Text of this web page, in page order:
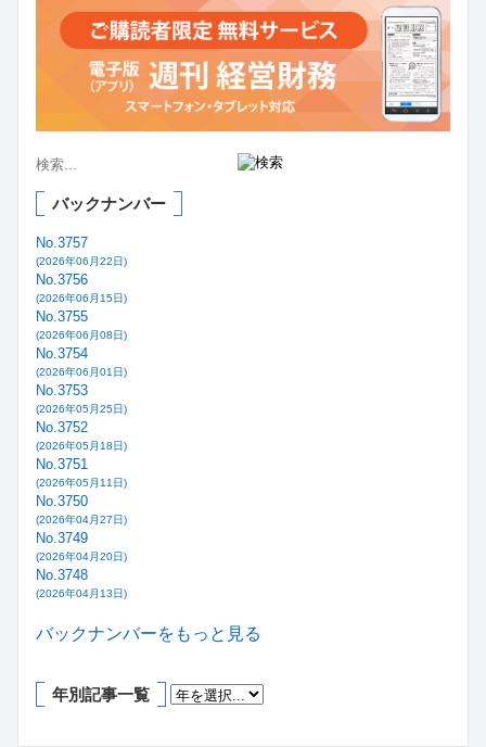
バックナンバー
No.3757
(2026年06月22日)
No.3756
(2026年06月15日)
No.3755
(2026年06月08日)
No.3754
(2026年06月01日)
No.3753
(2026年05月25日)
No.3752
(2026年05月18日)
No.3751
(2026年05月11日)
No.3750
(2026年04月27日)
No.3749
(2026年04月20日)
No.3748
(2026年04月13日)
バックナンバーをもっと見る
年別記事一覧